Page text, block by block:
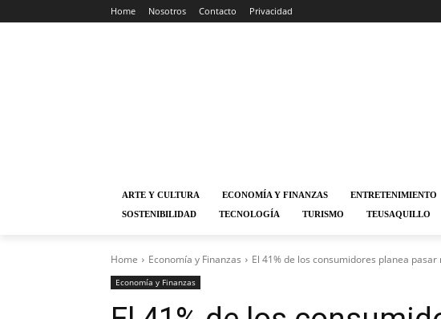
Home Nosotros Contacto Privacidad
ARTE Y CULTURA ECONOMÍA Y FINANZAS ENTRETENIMIENTO
SOSTENIBILIDAD
TECNOLOGÍA TURISMO TEUSAQUILLO
Home Economía y Finanzas El 41% de los consumidores planea
Economía y Finanzas